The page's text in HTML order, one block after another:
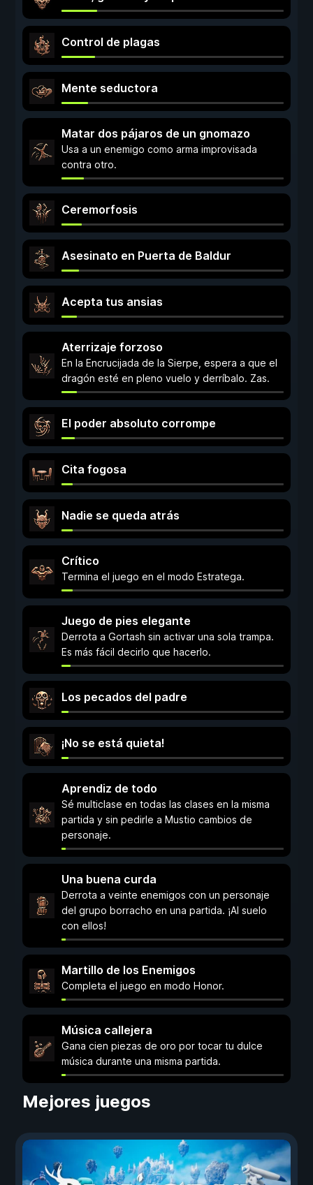
Control de plagas
Mente seductora
Matar dos pájaros de un gnomazo
Usa a un enemigo como arma improvisada
contra otro.
Ceremorfosis
Asesinato en Puerta de Baldur
Acepta tus ansias
Aterrizaje forzoso
En la Encrucijada de la Sierpe, espera a que el
dragón esté en pleno vuelo y derríbalo. Zas.
El poder absoluto corrompe
Cita fogosa
Nadie se queda atrás
Crítico
Termina el juego en el modo Estratega.
Juego de pies elegante
Derrota a Gortash sin activar una sola trampa.
Es más fácil decirlo que hacerlo.
Los pecados del padre
¡No se está quieta!
Aprendiz de todo
Sé multiclase en todas las clases en la misma
partida y sin pedirle a Mustio cambios de
personaje.
Una buena curda
Derrota a veinte enemigos con un personaje
del grupo borracho en una partida. ¡Al suelo
con ellos!
Martillo de los Enemigos
Completa el juego en modo Honor.
Música callejera
Gana cien piezas de oro por tocar tu dulce
música durante una misma partida.
Mejores juegos